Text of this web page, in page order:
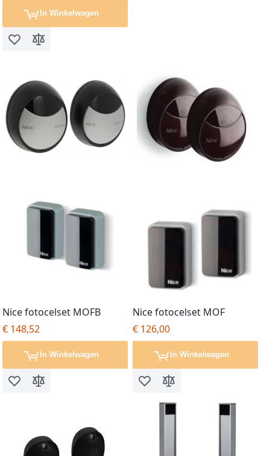
In Winkelwagen
Voeg toe aan verlanglijst
Toevoegen om te vergelijken
Nice fotocelset MOFB
€ 148,52
In Winkelwagen
Voeg toe aan verlanglijst
Toevoegen om te vergelijken
Nice fotocelset MOF
€ 126,00
In Winkelwagen
Voeg toe aan verlanglijst
Toevoegen om te